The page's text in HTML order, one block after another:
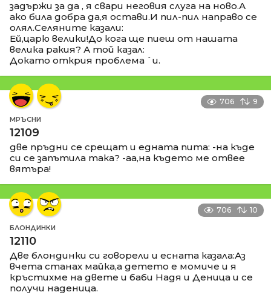
задържи за да , я свари неговия слуга на ново.А
ако била добра да,я остави.И пил-пил направо се
олял.Селяните казали:
Ей,царю велики!До кога ще пиеш от нашата
велика ракия? А той казал:
Докато открия проблема `и.
706 9
МРЪСНИ
12109
две пръдни се срещат и едната пита: -на къде
си се запътила така? -аа,на където ме отвее
вятъра!
706 10
БЛОНДИНКИ
12110
Две блондинки си говорели и есната казала:Аз
вчета станах майка,а детето е момиче и я
кръстихме на двете и баби Надя и Деница и се
получи наденица.